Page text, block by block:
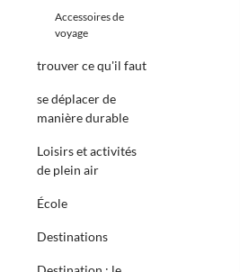
Accessoires de
voyage
trouver ce qu'il faut
se déplacer de
manière durable
Loisirs et activités
de plein air
École
Destinations